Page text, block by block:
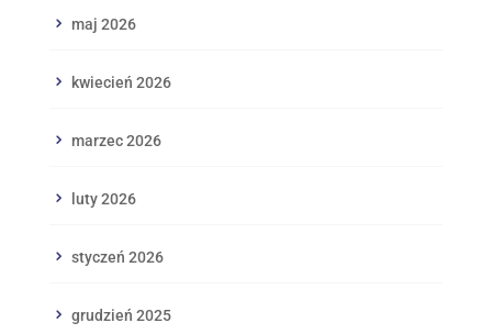
maj 2026
kwiecień 2026
marzec 2026
luty 2026
styczeń 2026
grudzień 2025